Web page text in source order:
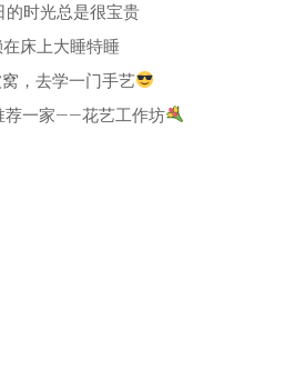
的时光总是很宝贵
床上大睡特睡
，去学一门手艺
荐一家——花艺工作坊